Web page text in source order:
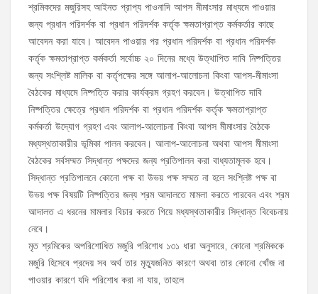
শ্রমিকদের মজুরিসহ আইনত প্রাপ্য পাওনাদি আপস মীমাংসার মাধ্যমে পাওয়ার
জন্য প্রধান পরিদর্শক বা প্রধান পরিদর্শক কর্তৃক ক্ষমতাপ্রাপ্ত কর্মকর্তার কাছে
আবেদন করা যাবে। আবেদন পাওয়ার পর প্রধান পরিদর্শক বা প্রধান পরিদর্শক
কর্তৃক ক্ষমতাপ্রাপ্ত কর্মকর্তা সর্বোচ্চ ২০ দিনের মধ্যে উত্থাপিত দাবি নিষ্পত্তির
জন্য সংশ্লিষ্ট মালিক বা কর্তৃপক্ষের সঙ্গে আলাপ-আলোচনা কিংবা আপস-মীমাংসা
বৈঠকের মাধ্যমে নিষ্পত্তি করার কার্যক্রম গ্রহণ করবেন। উত্থাপিত দাবি
নিষ্পত্তির ক্ষেত্রে প্রধান পরিদর্শক বা প্রধান পরিদর্শক কর্তৃক ক্ষমতাপ্রাপ্ত
কর্মকর্তা উদ্যোগ গ্রহণ এবং আলাপ-আলোচনা কিংবা আপস মীমাংসার বৈঠকে
মধ্যস্থতাকারীর ভূমিকা পালন করবেন। আলাপ-আলোচনা অথবা আপস মীমাংসা
বৈঠকের সর্বসম্মত সিদ্ধান্ত পক্ষদের জন্য প্রতিপালন করা বাধ্যতামূলক হবে।
সিদ্ধান্ত প্রতিপালনে কোনো পক্ষ বা উভয় পক্ষ সম্মত না হলে সংশ্লিষ্ট পক্ষ বা
উভয় পক্ষ বিষয়টি নিষ্পত্তির জন্য শ্রম আদালতে মামলা করতে পারবেন এবং শ্রম
আদালত এ ধরনের মামলার বিচার করতে গিয়ে মধ্যস্থতাকারীর সিদ্ধান্ত বিবেচনায়
নেবে।
মৃত শ্রমিকের অপরিশোধিত মজুরি পরিশোধ ১৩১ ধারা অনুসারে, কোনো শ্রমিককে
মজুরি হিসেবে প্রদেয় সব অর্থ তার মৃত্যুজনিত কারণে অথবা তার কোনো খোঁজ না
পাওয়ার কারণে যদি পরিশোধ করা না যায়, তাহলে